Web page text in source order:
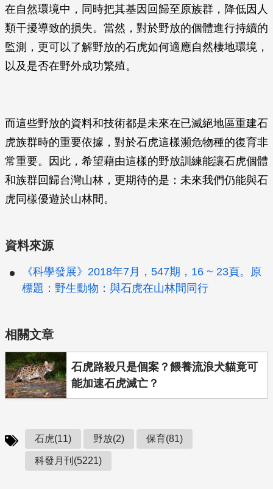
在自然環境中，同時把其基因回歸至原族群，降低因人
類干擾導致的損失。當然，對於野放的個體進行持續的
監測，更可以了解野放的石虎如何適應自然棲地環境，
以及是否在野外成功繁殖。
而這些野放的資料和技術都是未來在已滅絕地區重建石
虎族群時的重要依據，對於石虎這樣瀕危物種的復育非
常重要。因此，希望藉由這樣的野放訓練能讓石虎個體
和族群回歸台灣山林，更期待的是：未來我們仍能與石
虎同樣優遊於山林間。
資料來源
《科學發展》2018年7月，547期，16 ~ 23頁。原
標題：野生動物：與石虎在山林間同行
相關文章
石虎路殺只是個案？餵養流浪犬貓竟可
能加速石虎滅亡？
石虎(11) 野放(2) 保育(81)
科發月刊(5221)